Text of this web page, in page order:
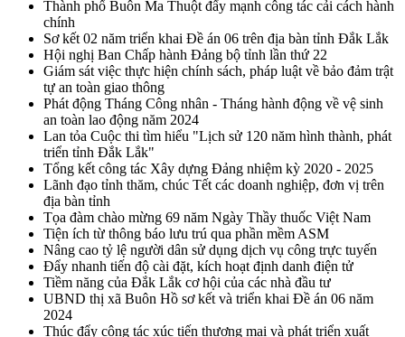
Thành phố Buôn Ma Thuột đẩy mạnh công tác cải cách hành
chính
Sơ kết 02 năm triển khai Đề án 06 trên địa bàn tỉnh Đắk Lắk
Hội nghị Ban Chấp hành Đảng bộ tỉnh lần thứ 22
Giám sát việc thực hiện chính sách, pháp luật về bảo đảm trật
tự an toàn giao thông
Phát động Tháng Công nhân - Tháng hành động về vệ sinh
an toàn lao động năm 2024
Lan tỏa Cuộc thi tìm hiểu "Lịch sử 120 năm hình thành, phát
triển tỉnh Đắk Lắk"
Tổng kết công tác Xây dựng Đảng nhiệm kỳ 2020 - 2025
Lãnh đạo tỉnh thăm, chúc Tết các doanh nghiệp, đơn vị trên
địa bàn tỉnh
Tọa đàm chào mừng 69 năm Ngày Thầy thuốc Việt Nam
Tiện ích từ thông báo lưu trú qua phần mềm ASM
Nâng cao tỷ lệ người dân sử dụng dịch vụ công trực tuyến
Đẩy nhanh tiến độ cài đặt, kích hoạt định danh điện tử
Tiềm năng của Đắk Lắk cơ hội của các nhà đầu tư
UBND thị xã Buôn Hồ sơ kết và triển khai Đề án 06 năm
2024
Thúc đẩy công tác xúc tiến thương mại và phát triển xuất